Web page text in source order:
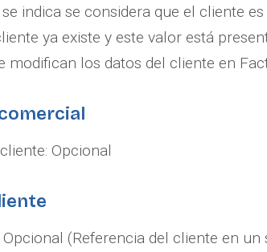
indica se considera que el cliente
ya existe y este valor está
modifican los datos del cliente en
Opcional
(Referencia del cliente en un